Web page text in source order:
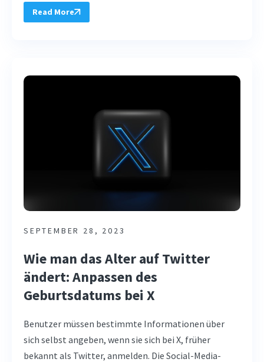
Read More
SEPTEMBER 28, 2023
Wie man das Alter auf Twitter
ändert: Anpassen des
Geburtsdatums bei X
Benutzer müssen bestimmte Informationen über
sich selbst angeben, wenn sie sich bei X, früher
bekannt als Twitter, anmelden. Die Social-Media-